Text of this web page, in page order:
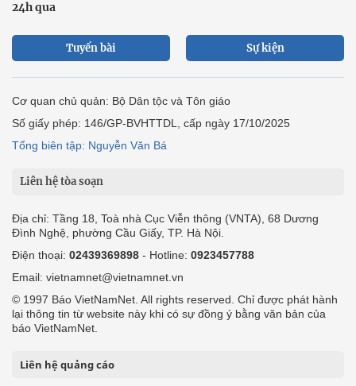
24h qua
Tuyến bài Sự kiện
Cơ quan chủ quản: Bộ Dân tộc và Tôn giáo
Số giấy phép: 146/GP-BVHTTDL, cấp ngày 17/10/2025
Tổng biên tập: Nguyễn Văn Bá
Liên hệ tòa soạn
Địa chỉ: Tầng 18, Toà nhà Cục Viễn thông (VNTA), 68 Dương
Đình Nghệ, phường Cầu Giấy, TP. Hà Nội.
Điện thoại: 02439369898 - Hotline: 0923457788
Email: vietnamnet@vietnamnet.vn
© 1997 Báo VietNamNet. All rights reserved. Chỉ được phát hành
lại thông tin từ website này khi có sự đồng ý bằng văn bản của
báo VietNamNet.
Liên hệ quảng cáo